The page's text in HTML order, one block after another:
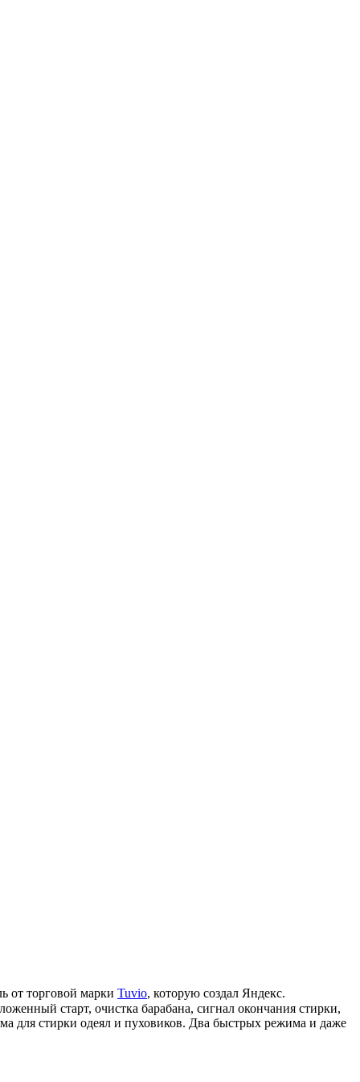
от торговой марки Tuvio, которую создал Яндекс.
старт, очистка барабана, сигнал окончания стирки,
для стирки одеял и пуховиков. Два быстрых режима и даже